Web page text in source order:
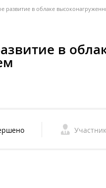
развитие в облаке
в